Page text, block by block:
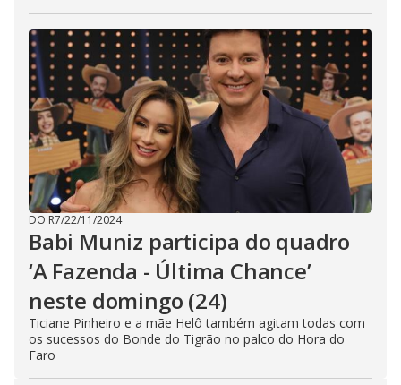
DO R7/22/11/2024
Babi Muniz participa do quadro
‘A Fazenda - Última Chance’
neste domingo (24)
Ticiane Pinheiro e a mãe Helô também agitam todas com
os sucessos do Bonde do Tigrão no palco do Hora do
Faro